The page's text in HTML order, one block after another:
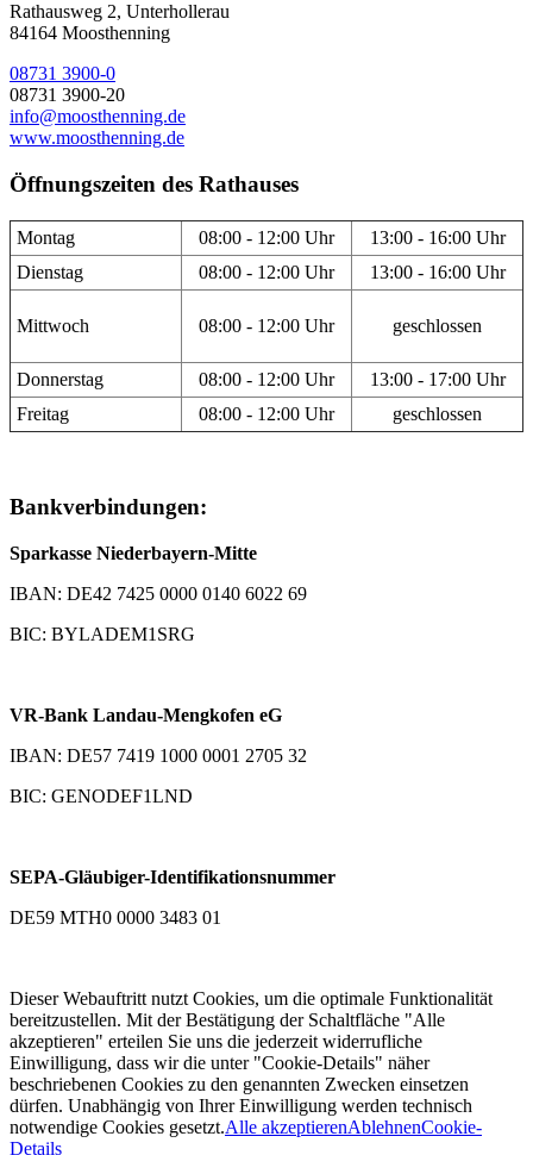
Rathausweg 2, Unterhollerau
84164 Moosthenning
08731 3900-0
08731 3900-20
info@moosthenning.de
www.moosthenning.de
Öffnungszeiten des Rathauses
Montag 08:00 - 12:00 Uhr
13:00 - 16:00 Uhr
Dienstag
08:00 - 12:00 Uhr 13:00 - 16:00 Uhr
Mittwoch 08:00 - 12:00 Uhr geschlossen
Donnerstag 08:00 - 12:00 Uhr
13:00 - 17:00 Uhr
Freitag
08:00 - 12:00 Uhr geschlossen
Bankverbindungen:
Sparkasse Niederbayern-Mitte
IBAN: DE42 7425 0000 0140 6022 69
BIC: BYLADEM1SRG
VR-Bank Landau-Mengkofen eG
IBAN: DE57 7419 1000 0001 2705 32
BIC: GENODEF1LND
SEPA-Gläubiger-Identifikationsnummer
DE59 MTH0 0000 3483 01
Dieser Webauftritt nutzt Cookies, um die optimale Funktionalität
bereitzustellen. Mit der Bestätigung der Schaltfläche "Alle
akzeptieren" erteilen Sie uns die jederzeit widerrufliche
Einwilligung, dass wir die unter "Cookie-Details" näher
beschriebenen Cookies zu den genannten Zwecken einsetzen
dürfen. Unabhängig von Ihrer Einwilligung werden technisch
notwendige Cookies gesetzt.Alle akzeptierenAblehnenCookie-
Details